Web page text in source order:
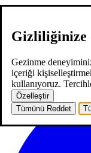
Gizliliğinize
Gezinme
içeriği
kullanıyoruz.
Özelleştir
Tümünü Reddet
hakkımızda
ana sayfahakkımızda
iletişim